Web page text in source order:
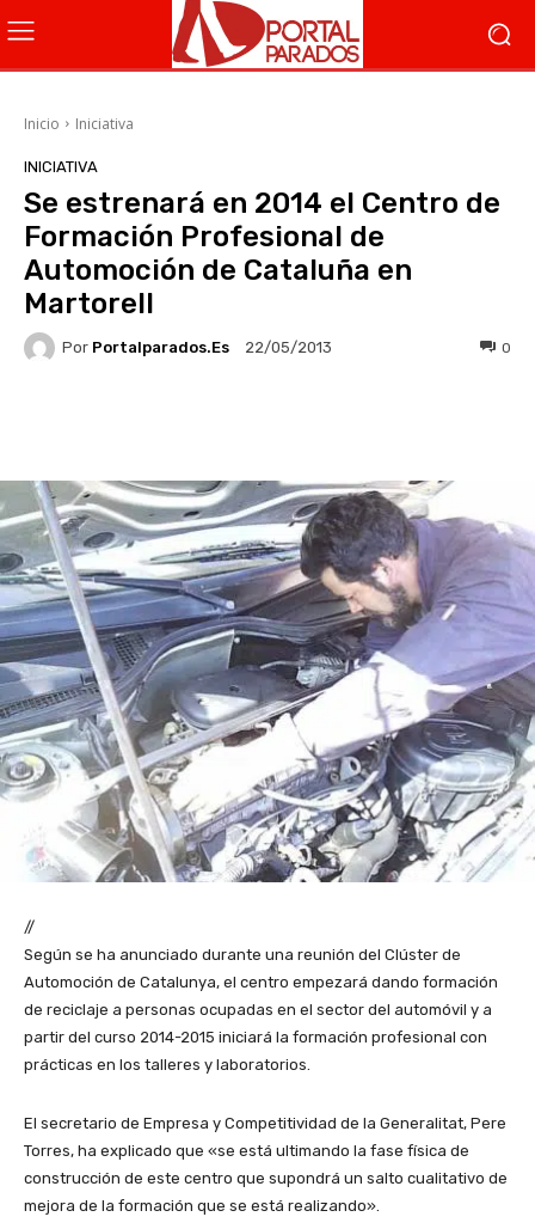
Inicio Iniciativa
INICIATIVA
Se estrenará en 2014 el Centro de
Formación Profesional de
Automoción de Cataluña en
Martorell
Por Portalparados.es 22/05/2013 0
//
Según se ha anunciado durante una reunión del Clúster de
Automoción de Catalunya, el centro empezará dando formación
de reciclaje a personas ocupadas en el sector del automóvil y a
partir del curso 2014-2015 iniciará la formación profesional con
prácticas en los talleres y laboratorios.
El secretario de Empresa y Competitividad de la Generalitat, Pere
Torres, ha explicado que «se está ultimando la fase física de
construcción de este centro que supondrá un salto cualitativo de
mejora de la formación que se está realizando».